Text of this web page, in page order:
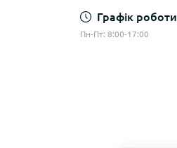
Графік роботи
Пн-Пт: 8:00-17:00